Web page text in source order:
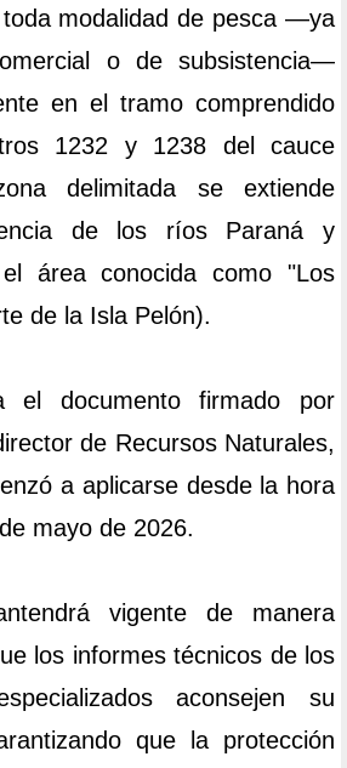
modalidad de pesca —ya
o de subsistencia—
en el tramo comprendido
1232 y 1238 del cauce
delimitada se extiende
de los ríos Paraná y
área conocida como "Los
de la Isla Pelón).
el documento firmado por
de Recursos Naturales,
a aplicarse desde la hora
mayo de 2026.
vigente de manera
los informes técnicos de los
aconsejen su
que la protección